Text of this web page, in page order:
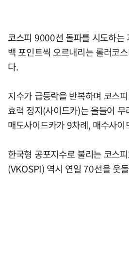
코스피 9000선 돌파를 시도하는
백 포인트씩 오르내리는 롤러코
다.
지수가 급등락을 반복하며 코스
효력 정지(사이드카)는 올들어
매도사이드카가 9차례, 매수사
한국형 공포지수로 불리는 코스
(VKOSPI) 역시 연일 70선을 웃